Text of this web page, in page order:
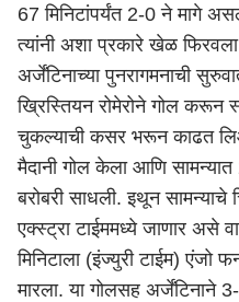
67 मिनिटांपर्यंत 2-0 ने मागे
त्यांनी अशा प्रकारे खेळ
अर्जेंटिनाच्या पुनरागमनाची
ख्रिस्तियन रोमेरोने गोल करून
चुकल्याची कसर भरून काढत
मैदानी गोल केला आणि
बरोबरी साधली. इथून
एक्स्ट्रा टाईममध्ये जाणार असे
मिनिटाला (इंज्युरी टाईम) एंजो
मारला. या गोलसह अर्जेंटिनाने